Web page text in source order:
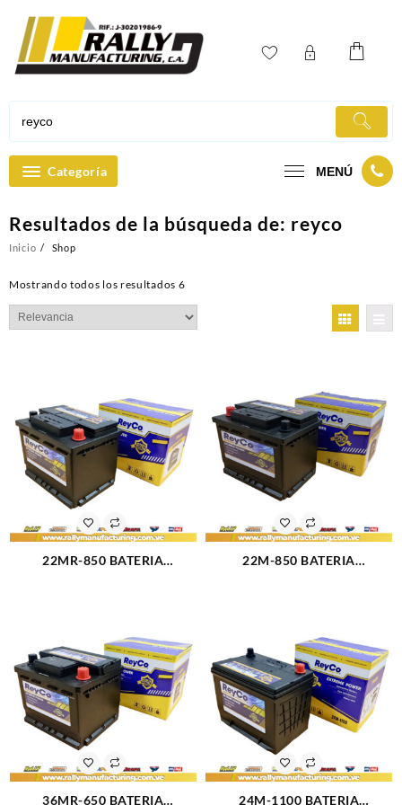
contenido
Categoría MENÚ
Resultados de la búsqueda de: reyco
Inicio Shop
Mostrando todos los resultados 6
22MR-850 BATERIA
ARAUCA, ORINOCO (12-16)
CHEVROLET CHEVETTE
(3456)
22M-850 BATERIA
7 (13) CHEVROLET AVEO,
BLAZER (05-15) CAMARO (94-
95) CAVALIER (92-94)
CENTURY, CELEBRITY (83-96)
COLORADO (07-08) CORSICA
(3455)
36MR-650 BATERIA
24M-1100 BATERIA